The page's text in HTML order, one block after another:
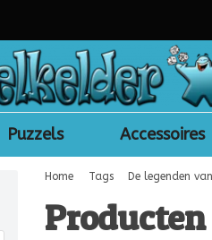
Puzzels Accessoires
Home Tags De legenden